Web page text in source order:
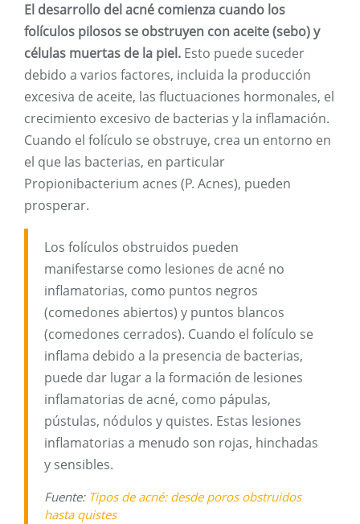
El desarrollo del acné comienza cuando los
folículos pilosos se obstruyen con aceite (sebo) y
células muertas de la piel. Esto puede suceder
debido a varios factores, incluida la producción
excesiva de aceite, las fluctuaciones hormonales, el
crecimiento excesivo de bacterias y la inflamación.
Cuando el folículo se obstruye, crea un entorno en
el que las bacterias, en particular
Propionibacterium acnes (P. Acnes), pueden
prosperar.
Los folículos obstruidos pueden
manifestarse como lesiones de acné no
inflamatorias, como puntos negros
(comedones abiertos) y puntos blancos
(comedones cerrados). Cuando el folículo se
inflama debido a la presencia de bacterias,
puede dar lugar a la formación de lesiones
inflamatorias de acné, como pápulas,
pústulas, nódulos y quistes. Estas lesiones
inflamatorias a menudo son rojas, hinchadas
y sensibles.
Fuente: Tipos de acné: desde poros obstruidos
hasta quistes